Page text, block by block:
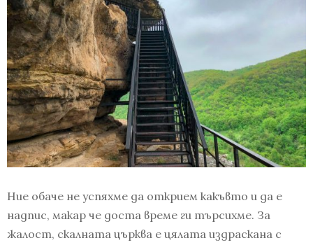
Ние обаче не успяхме да открием какъвто и да е
надпис, макар че доста време ги търсихме. За
жалост, скалната църква е цялата издраскана с